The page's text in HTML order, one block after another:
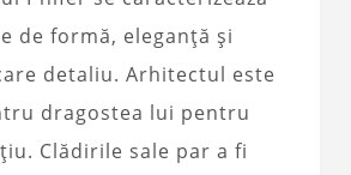
de formă, eleganță și
detaliu. Arhitectul este
dragostea lui pentru
Clădirile sale par a fi